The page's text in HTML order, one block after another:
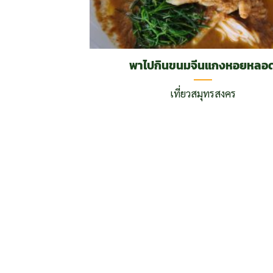
พาไปกินขนมจีนแกงหอยหลอ
เที่ยวสมุทรสงคร